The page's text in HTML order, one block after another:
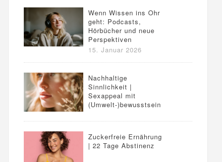
Wenn Wissen ins Ohr
geht: Podcasts,
Hörbücher und neue
Perspektiven
15. Januar 2026
Nachhaltige
Sinnlichkeit |
Sexappeal mit
(Umwelt-)bewusstsein
Zuckerfreie Ernährung
| 22 Tage Abstinenz